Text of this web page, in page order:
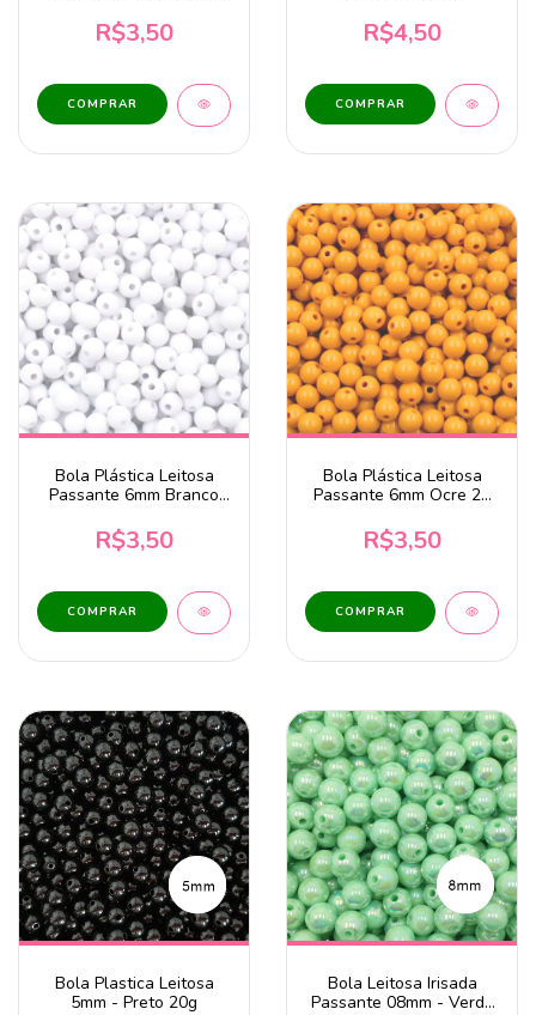
R$3,50 R$4,50
Bola Plástica Leitosa
Passante 6mm Branco
R$3,50
Bola Plástica Leitosa
Passante 6mm Ocre 20
R$3,50
Bola Plastica Leitosa
5mm - Preto 20g
Bola Leitosa Irisada
Passante 08mm - Verde